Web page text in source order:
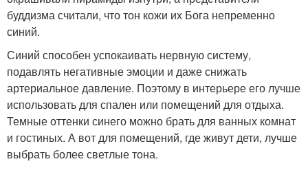
буддизма считали, что тон кожи их Бога непременно
синий.
Синий способен успокаивать нервную систему,
подавлять негативные эмоции и даже снижать
артериальное давление. Поэтому в интерьере его лучше
использовать для спален или помещений для отдыха.
Темные оттенки синего можно брать для ванных комнат
и гостиных. А вот для помещений, где живут дети, лучше
выбрать более светлые тона.